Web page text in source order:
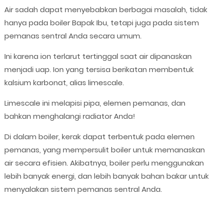
Air sadah dapat menyebabkan berbagai masalah, tidak
hanya pada boiler Bapak Ibu, tetapi juga pada sistem
pemanas sentral Anda secara umum.
Ini karena ion terlarut tertinggal saat air dipanaskan
menjadi uap. Ion yang tersisa berikatan membentuk
kalsium karbonat, alias limescale.
Limescale ini melapisi pipa, elemen pemanas, dan
bahkan menghalangi radiator Anda!
Di dalam boiler, kerak dapat terbentuk pada elemen
pemanas, yang mempersulit boiler untuk memanaskan
air secara efisien. Akibatnya, boiler perlu menggunakan
lebih banyak energi, dan lebih banyak bahan bakar untuk
menyalakan sistem pemanas sentral Anda.